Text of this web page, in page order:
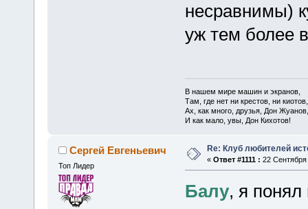
несравнимы)
уж тем более
В нашем мире машин и экранов,
Там, где нет ни крестов, ни киотов,
Ах, как много, друзья, Дон Жуанов,
И как мало, увы, Дон Кихотов!
Сергей Евгеньевич
Топ Лидер
Re: Клуб любителей
« Ответ #1111 : 22
Балу, я